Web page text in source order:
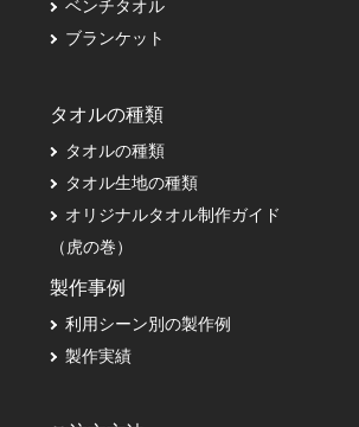
ベンチタオル
ブランケット
タオルの種類
タオルの種類
タオル生地の種類
オリジナルタオル制作ガイド
（虎の巻）
製作事例
利用シーン別の製作例
製作実績